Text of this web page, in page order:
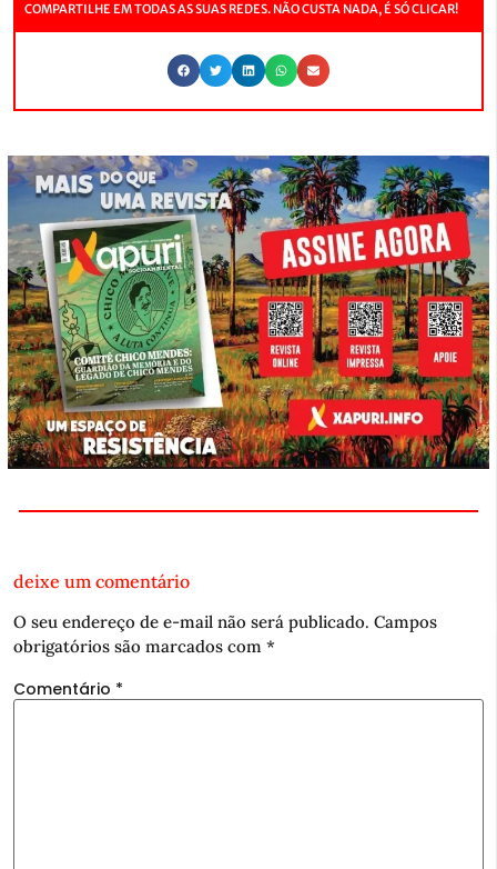
COMPARTILHE EM TODAS AS SUAS REDES. NÃO CUSTA NADA, É SÓ CLICAR!
deixe um comentário
O seu endereço de e-mail não será publicado. Campos
obrigatórios são marcados com *
Comentário *